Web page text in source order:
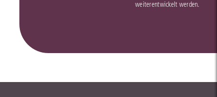
weiterentwickelt werden.